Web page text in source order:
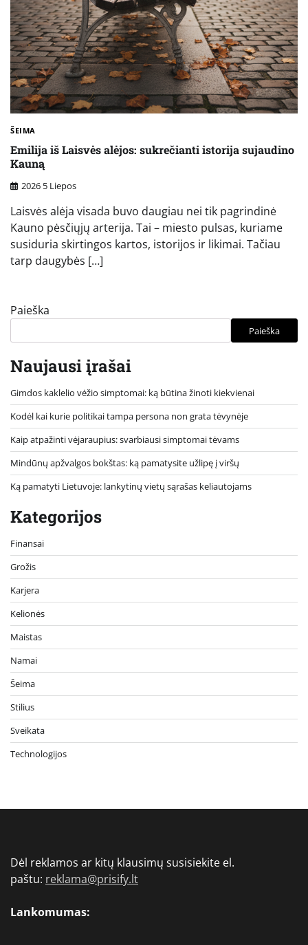
ŠEIMA
Emilija iš Laisvės alėjos: sukrečianti istorija sujaudino
Kauną
2026 5 Liepos
Laisvės alėja visada buvo daugiau nei tik pagrindinė
Kauno pėsčiųjų arterija. Tai – miesto pulsas, kuriame
susiduria skirtingos kartos, istorijos ir likimai. Tačiau
tarp daugybės […]
Paieška
Paieška
Naujausi įrašai
Gimdos kaklelio vėžio simptomai: ką būtina žinoti kiekvienai
Kodėl kai kurie politikai tampa persona non grata tėvynėje
Kaip atpažinti vėjaraupius: svarbiausi simptomai tėvams
Mindūnų apžvalgos bokštas: ką pamatysite užlipę į viršų
Ką pamatyti Lietuvoje: lankytinų vietų sąrašas keliautojams
Kategorijos
Finansai
Grožis
Karjera
Kelionės
Maistas
Namai
Šeima
Stilius
Sveikata
Technologijos
Dėl reklamos ar kitų klausimų susisiekite el.
paštu: reklama@prisify.lt
Lankomumas: